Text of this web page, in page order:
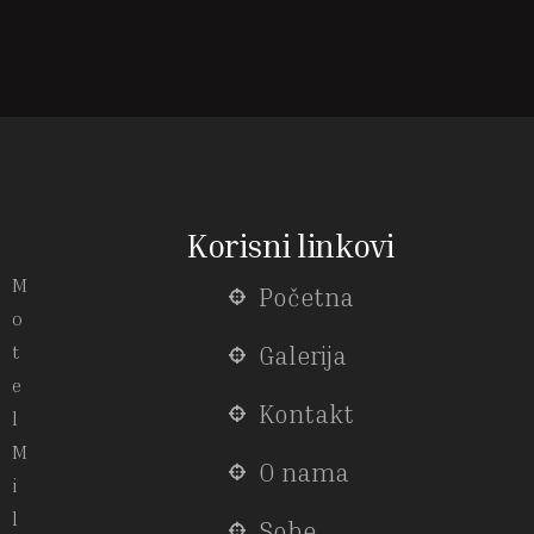
M
o
t
e
l
M
i
l
Korisni linkovi
Početna
Galerija
Kontakt
O nama